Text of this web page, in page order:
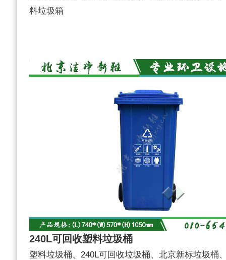
料垃圾箱
240L可回收塑料垃圾桶
塑料垃圾桶、240L可回收垃圾桶、北京新标垃圾桶